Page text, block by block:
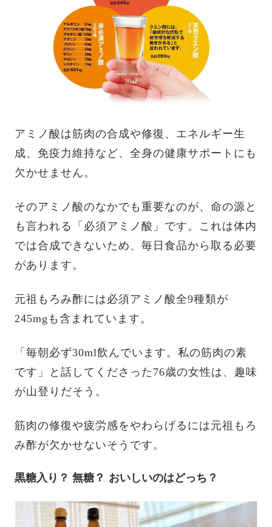
アミノ酸は筋肉の合成や修復、エネルギー生
成、免疫力維持など、全身の健康サポートにも
欠かせません。
そのアミノ酸のなかでも重要なのが、命の源と
も言われる「必須アミノ酸」です。これは体内
では合成できないため、毎日食品から取る必要
があります。
元祖もろみ酢には必須アミノ酸全9種類が
245mgも含まれています。
「毎朝必ず30ml飲んでいます。私の筋肉の素
です」と話してくださった76歳の女性は、趣味
が山登りだそう。
筋肉の修復や疲労感をやわらげるには元祖もろ
み酢が欠かせないそうです。
黒糖入り？ 無糖？ おいしいのはどっち？